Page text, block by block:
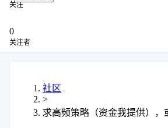
关注
0
关注者
社区
>
求高频策略（资金我提供），